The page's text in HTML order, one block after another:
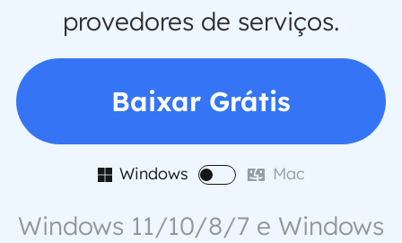
provedores de serviços.
Baixar Grátis
 Windows  Mac
Windows 11/10/8/7 e Windows